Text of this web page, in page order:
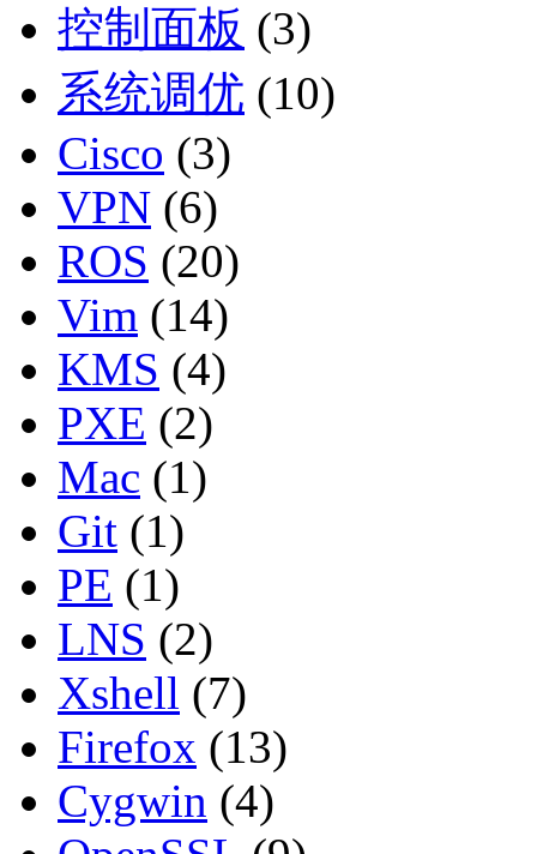
控制面板 (3)
系统调优 (10)
Cisco (3)
VPN (6)
ROS (20)
Vim (14)
KMS (4)
PXE (2)
Mac (1)
Git (1)
PE (1)
LNS (2)
Xshell (7)
Firefox (13)
Cygwin (4)